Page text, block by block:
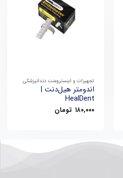
تجهیزات و اینسترومنت دندانپزشکی
اندومتر هیل‌دنت |
HealDent
۱۸۰,۰۰۰ تومان